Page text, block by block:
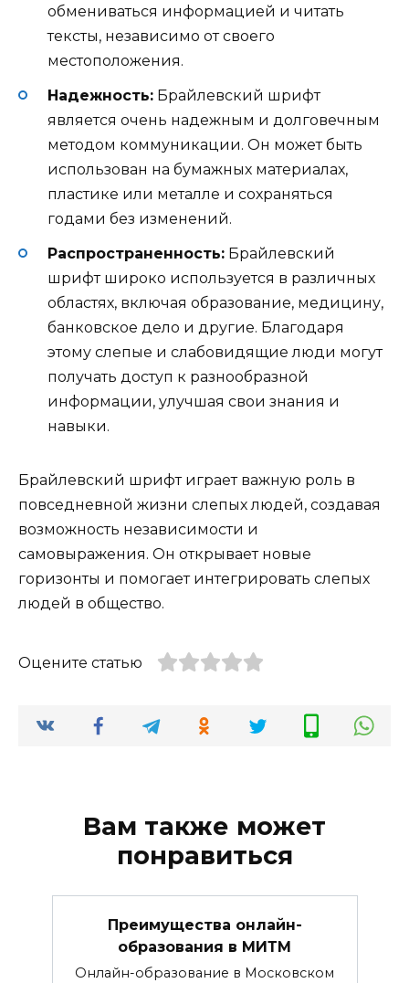
обмениваться информацией и читать
тексты, независимо от своего
местоположения.
Надежность: Брайлевский шрифт
является очень надежным и долговечным
методом коммуникации. Он может быть
использован на бумажных материалах,
пластике или металле и сохраняться
годами без изменений.
Распространенность: Брайлевский
шрифт широко используется в различных
областях, включая образование, медицину,
банковское дело и другие. Благодаря
этому слепые и слабовидящие люди могут
получать доступ к разнообразной
информации, улучшая свои знания и
навыки.
Брайлевский шрифт играет важную роль в
повседневной жизни слепых людей, создавая
возможность независимости и
самовыражения. Он открывает новые
горизонты и помогает интегрировать слепых
людей в общество.
Оцените статью
Вам также может
понравиться
Преимущества онлайн-
образования в МИТМ
Онлайн-образование в Московском